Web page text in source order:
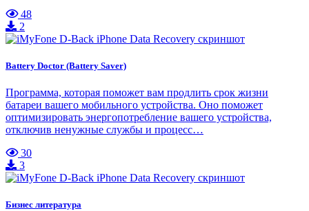
48
2
Battery Doctor (Battery Saver)
Программа, которая поможет вам продлить срок жизни
батареи вашего мобильного устройства. Оно поможет
оптимизировать энергопотребление вашего устройства,
отключив ненужные службы и процесс…
30
3
Бизнес литература